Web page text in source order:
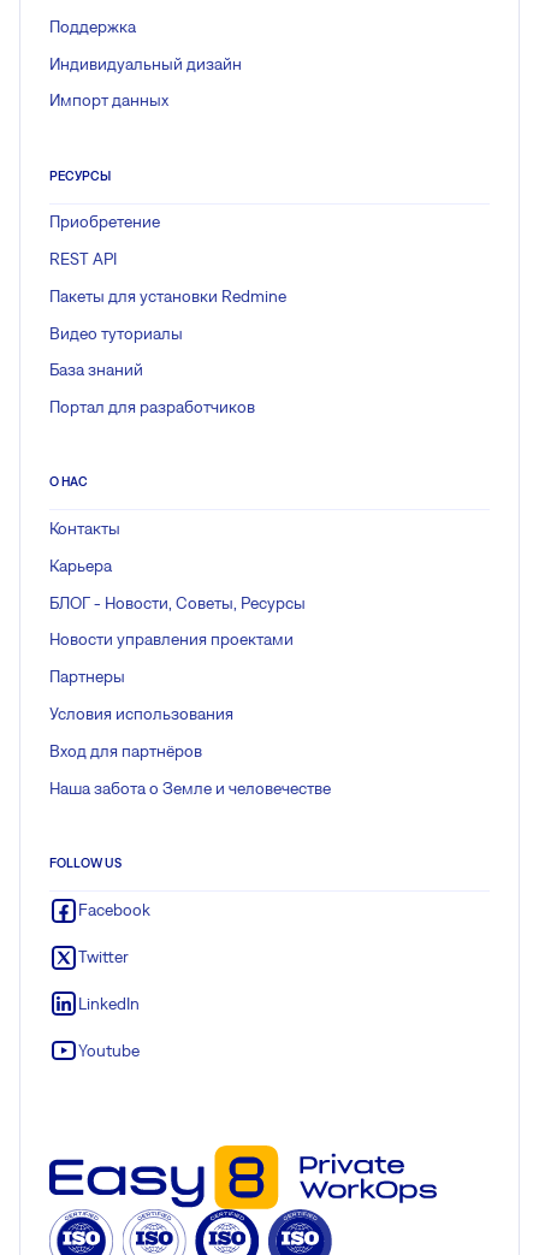
Поддержка
Индивидуальный дизайн
Импорт данных
РЕСУРСЫ
Приобретение
REST API
Пакеты для установки Redmine
Видео туториалы
База знаний
Портал для разработчиков
О НАС
Контакты
Карьера
БЛОГ - Новости, Советы, Ресурсы
Новости управления проектами
Партнеры
Условия использования
Вход для партнёров
Наша забота о Земле и человечестве
FOLLOW US
Facebook
Twitter
LinkedIn
Youtube